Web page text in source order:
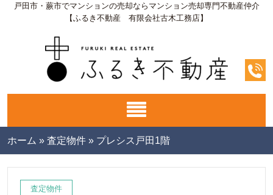
戸田市・蕨市でマンションの売却ならマンション売却専門不動産仲介
【ふるき不動産 有限会社古木工務店】
ホーム » 査定物件 » プレシス戸田1階
査定物件